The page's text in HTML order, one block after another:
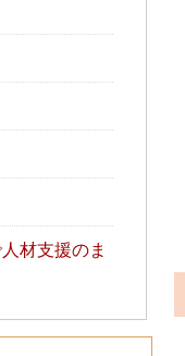
材支援のま